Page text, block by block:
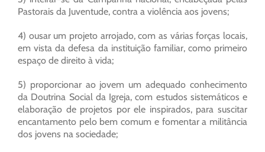
Pastorais da Juventude, contra a violência aos jovens;
4) ousar um projeto arrojado, com as várias forças locais,
em vista da defesa da instituição familiar, como primeiro
espaço de direito à vida;
5) proporcionar ao jovem um adequado conhecimento
da Doutrina Social da Igreja, com estudos sistemáticos e
elaboração de projetos por ele inspirados, para suscitar
encantamento pelo bem comum e fomentar a militância
dos jovens na sociedade;